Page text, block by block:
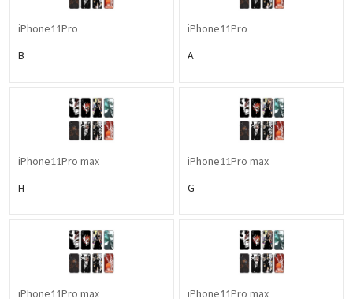
iPhone11Pro
B
iPhone11Pro
A
iPhone11Pro max
H
iPhone11Pro max
G
iPhone11Pro max iPhone11Pro max